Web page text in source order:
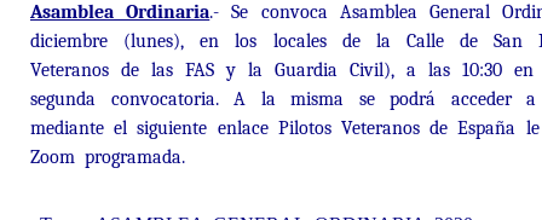
Asamblea Ordinaria.- Se convoca Asamblea General
diciembre (lunes), en los locales de la Calle de San
Veteranos de las FAS y la Guardia Civil), a las 10:30
segunda convocatoria. A la misma se podrá acceder
mediante el siguiente enlace Pilotos Veteranos de
Zoom programada.